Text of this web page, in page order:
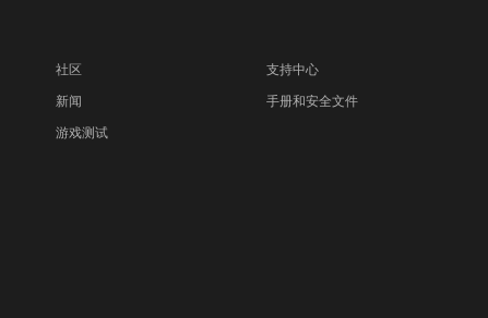
社区
新闻
游戏测试
支持中心
手册和安全文件